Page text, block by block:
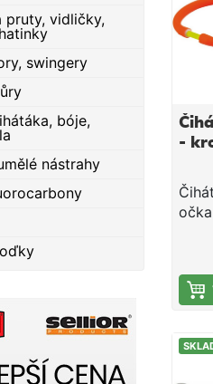
pruty, vidličky,
swingery
bóje,
nástrahy
-